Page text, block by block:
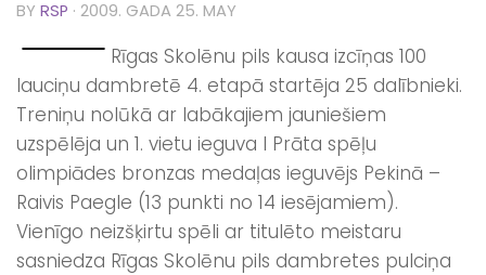
BY RSP · 2009. GADA 25. MAY
Rīgas Skolēnu pils kausa izcīņas 100
lauciņu dambretē 4. etapā startēja 25 dalībnieki.
Treniņu nolūkā ar labākajiem jauniešiem
uzspēlēja un 1. vietu ieguva I Prāta spēļu
olimpiādes bronzas medaļas ieguvējs Pekinā –
Raivis Paegle (13 punkti no 14 iesējamiem).
Vienīgo neizšķirtu spēli ar titulēto meistaru
sasniedza Rīgas Skolēnu pils dambretes pulciņa